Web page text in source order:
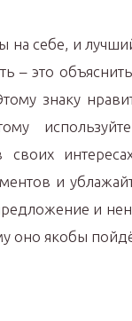
на себе, и
– это
знаку
и
и
оно якобы